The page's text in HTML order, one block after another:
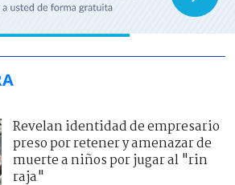
Revelan identidad de empresario
preso por retener y amenazar de
muerte a niños por jugar al "rin
raja"